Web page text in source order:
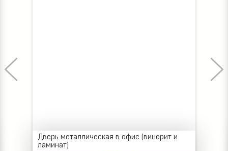
Дверь металлическая в офис (винорит и
ламинат)